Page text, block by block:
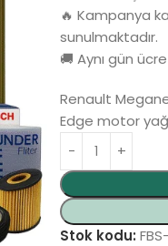
🔥 Kampanya
sunulmaktadır.
🚚 Aynı gün
Renault
Edge motor
Alternative:
Stok kodu: